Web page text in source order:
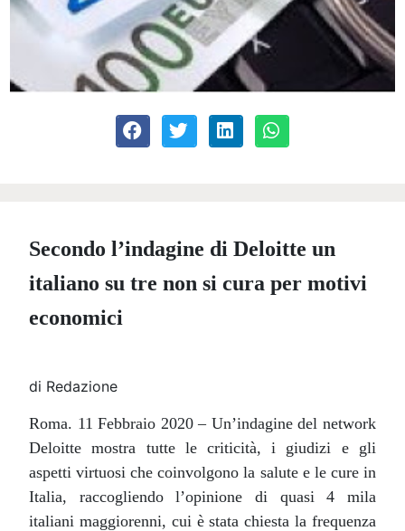
Secondo l’indagine di Deloitte un
italiano su tre non si cura per motivi
economici
di Redazione
Roma. 11 Febbraio 2020 – Un’indagine del network
Deloitte mostra tutte le criticità, i giudizi e gli
aspetti virtuosi che coinvolgono la salute e le cure in
Italia, raccogliendo l’opinione di quasi 4 mila
italiani maggiorenni, cui è stata chiesta la frequenza